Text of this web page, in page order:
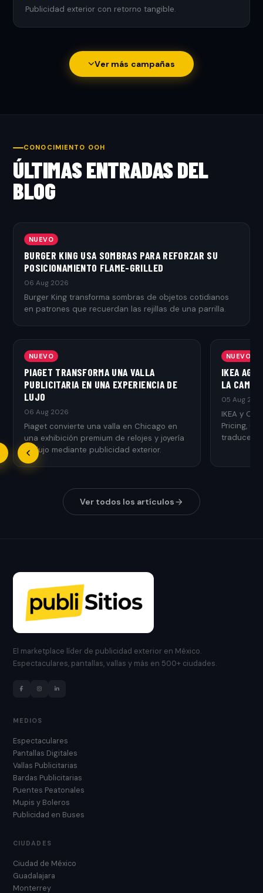
Publicidad exterior con retorno tangible.
Ver más campañas
CONOCIMIENTO OOH
ÚLTIMAS ENTRADAS DEL
BLOG
NUEVO
BURGER KING USA SOMBRAS PARA REFORZAR SU
POSICIONAMIENTO FLAME-GRILLED
06 Aug 2026
Burger King transforma sombras de objetos cotidianos
en patrones que recuerdan las rejillas de una parrilla.
NUEVO
PIAGET TRANSFORMA UNA VALLA
PUBLICITARIA EN UNA EXPERIENCIA DE
LUJO
06 Aug 2026
Piaget convierte una valla en Chicago en
una exhibición premium de relojes y joyería
de lujo mediante publicidad exterior.
NUEVO
IKEA
LA
05 Aug
IKEA y
Pricing,
traduce el
Ver todos los artículos
El marketplace líder de publicidad exterior en México.
Espectaculares, pantallas, vallas y más en 500+ ciudades.
MEDIOS
Espectaculares
Pantallas Digitales
Vallas Publicitarias
Bardas Publicitarias
Puentes Peatonales
Mupis y Boleros
Publicidad en Buses
CIUDADES
Ciudad de México
Guadalajara
Monterrey